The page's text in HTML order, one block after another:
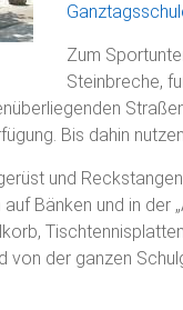
Zum
Steinbreche,
Bis dahin
und
Bänken und in der
von der ganzen